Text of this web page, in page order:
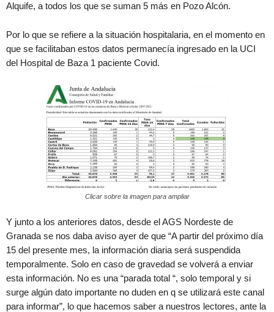
Alquife, a todos los que se suman 5 más en Pozo Alcón.
Por lo que se refiere a la situación hospitalaria, en el momento en
que se facilitaban estos datos permanecía ingresado en la UCI
del Hospital de Baza 1 paciente Covid.
Clicar sobre la imagen para ampliar
Y junto a los anteriores datos, desde el AGS Nordeste de
Granada se nos daba aviso ayer de que “A partir del próximo día
15 del presente mes, la información diaria será suspendida
temporalmente. Solo en caso de gravedad se volverá a enviar
esta información. No es una “parada total “, solo temporal y si
surge algún dato importante no duden en q se utilizará este canal
para informar”, lo que hacemos saber a nuestros lectores, ante la